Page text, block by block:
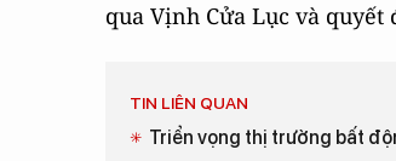
qua Vịnh Cửa Lục và
TIN LIÊN QUAN
Triển vọng thị trường bất